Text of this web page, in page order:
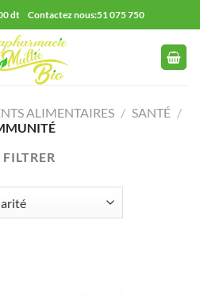
dt Contactez nous:51 075 750
ALIMENTAIRES / SANTÉ /
FILTRER